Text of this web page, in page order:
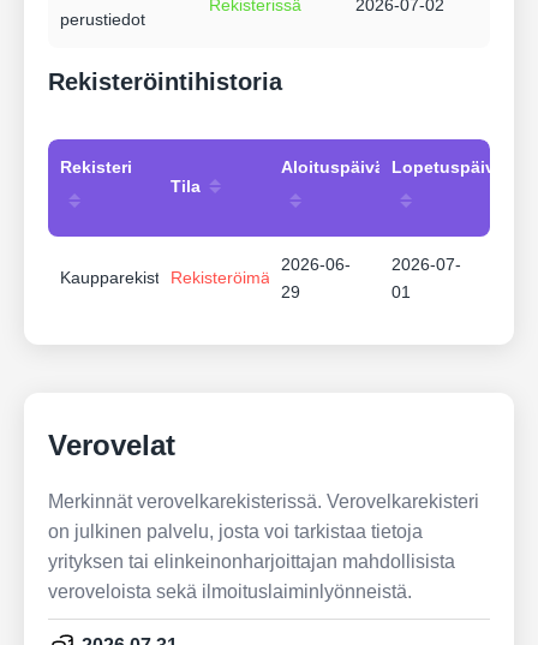
perustiedot
Rekisterissä 2026-07-02
Rekisteröintihistoria
Rekisteri
Tila
Aloituspäivämäärä
KaupparekisteriRekisteröimätön
2026-06-
29
2026-07-
01
Verovelat
Merkinnät verovelkarekisterissä. Verovelkarekisteri
on julkinen palvelu, josta voi tarkistaa tietoja
yrityksen tai elinkeinonharjoittajan mahdollisista
veroveloista sekä ilmoituslaiminlyönneistä.